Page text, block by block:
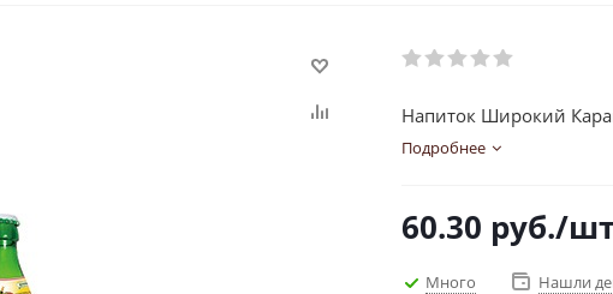
Напиток Широкий
Подробнее
60.30 руб./
Много Нашли